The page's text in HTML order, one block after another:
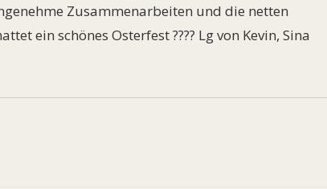
Zusammenarbeiten und die netten
ein schönes Osterfest ???? Lg von Kevin, Sina